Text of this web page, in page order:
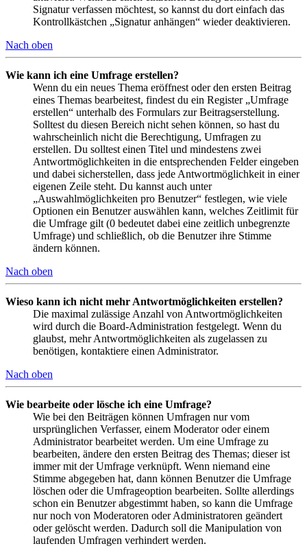
Signatur verfassen möchtest, so kannst du dort einfach das
Kontrollkästchen „Signatur anhängen“ wieder deaktivieren.
Nach oben
Wie kann ich eine Umfrage erstellen?
Wenn du ein neues Thema eröffnest oder den ersten Beitrag
eines Themas bearbeitest, findest du ein Register „Umfrage
erstellen“ unterhalb des Formulars zur Beitragserstellung.
Solltest du diesen Bereich nicht sehen können, so hast du
wahrscheinlich nicht die Berechtigung, Umfragen zu
erstellen. Du solltest einen Titel und mindestens zwei
Antwortmöglichkeiten in die entsprechenden Felder eingeben
und dabei sicherstellen, dass jede Antwortmöglichkeit in einer
eigenen Zeile steht. Du kannst auch unter
„Auswahlmöglichkeiten pro Benutzer“ festlegen, wie viele
Optionen ein Benutzer auswählen kann, welches Zeitlimit für
die Umfrage gilt (0 bedeutet dabei eine zeitlich unbegrenzte
Umfrage) und schließlich, ob die Benutzer ihre Stimme
ändern können.
Nach oben
Wieso kann ich nicht mehr Antwortmöglichkeiten erstellen?
Die maximal zulässige Anzahl von Antwortmöglichkeiten
wird durch die Board-Administration festgelegt. Wenn du
glaubst, mehr Antwortmöglichkeiten als zugelassen zu
benötigen, kontaktiere einen Administrator.
Nach oben
Wie bearbeite oder lösche ich eine Umfrage?
Wie bei den Beiträgen können Umfragen nur vom
ursprünglichen Verfasser, einem Moderator oder einem
Administrator bearbeitet werden. Um eine Umfrage zu
bearbeiten, ändere den ersten Beitrag des Themas; dieser ist
immer mit der Umfrage verknüpft. Wenn niemand eine
Stimme abgegeben hat, dann können Benutzer die Umfrage
löschen oder die Umfrageoption bearbeiten. Sollte allerdings
schon ein Benutzer abgestimmt haben, so kann die Umfrage
nur noch von Moderatoren oder Administratoren geändert
oder gelöscht werden. Dadurch soll die Manipulation von
laufenden Umfragen verhindert werden.